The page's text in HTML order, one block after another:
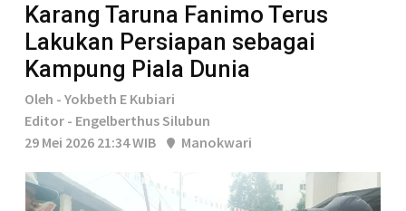
Karang Taruna Fanimo Terus
Lakukan Persiapan sebagai
Kampung Piala Dunia
Oleh - Yokbeth E Kubiari
Editor - Engelberthus Silubun
29 Mei 2026 21:34 WIB
Manokwari